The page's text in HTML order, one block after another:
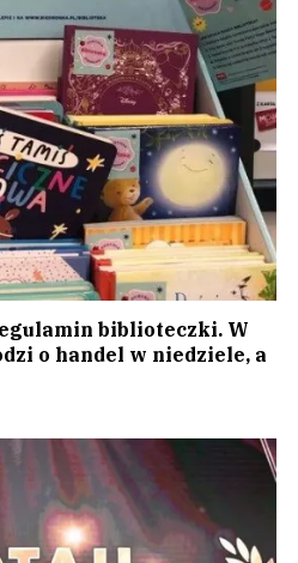
biblioteczki. W
o handel w niedziele, a